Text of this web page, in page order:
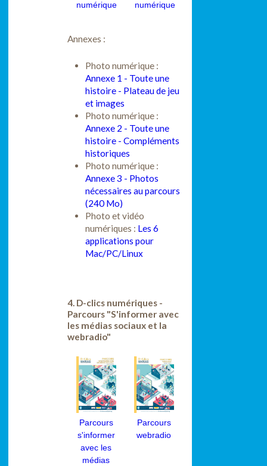
numérique numérique
Annexes :
Photo numérique :
Annexe 1 - Toute une
histoire - Plateau de jeu
et images
Photo numérique :
Annexe 2 - Toute une
histoire - Compléments
historiques
Photo numérique :
Annexe 3 - Photos
nécessaires au parcours
(240 Mo)
Photo et vidéo
numériques : Les 6
applications pour
Mac/PC/Linux
4. D-clics numériques -
Parcours "S'informer avec
les médias sociaux et la
webradio"
Parcours
s'informer
avec les
médias
Parcours
webradio